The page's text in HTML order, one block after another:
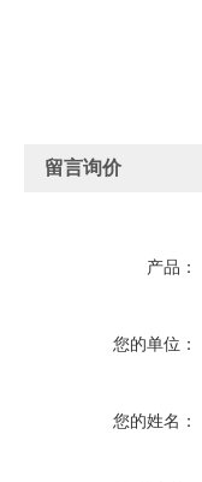
留言询价
产品：
您的单位：
您的姓名：